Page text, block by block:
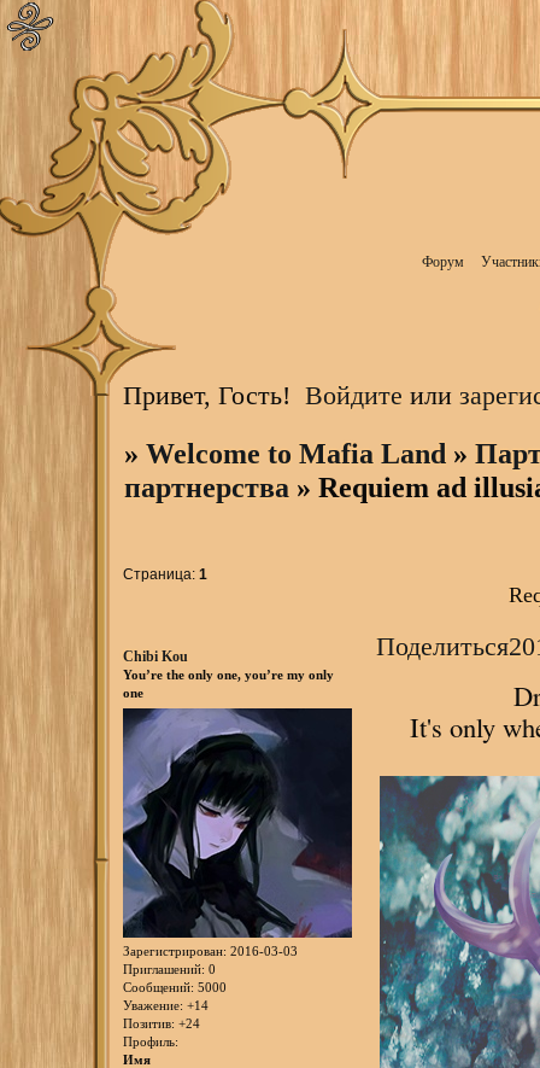
Форум
Привет, Гость! Войдите или
»Welcome to Mafia Land »
партнерства »Requiem ad
Страница:1
Поделиться
Chibi Kou
You’re the only one, you’re my only
one
Зарегистрирован: 2016-03-03
Приглашений: 0
Сообщений: 5000
Уважение: +14
Позитив: +24
Профиль:
Имя
It's only